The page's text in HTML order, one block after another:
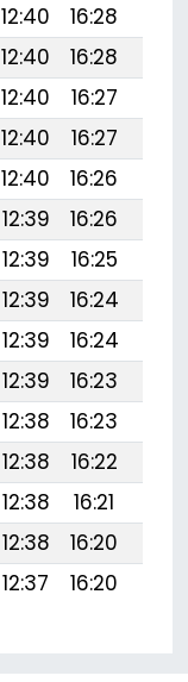
12:40 16:28
12:40 16:28
12:40 16:27
12:40 16:27
12:40 16:26
12:39 16:26
12:39 16:25
12:39 16:24
12:39 16:24
12:39 16:23
12:38 16:23
12:38 16:22
12:38 16:21
12:38 16:20
12:37 16:20